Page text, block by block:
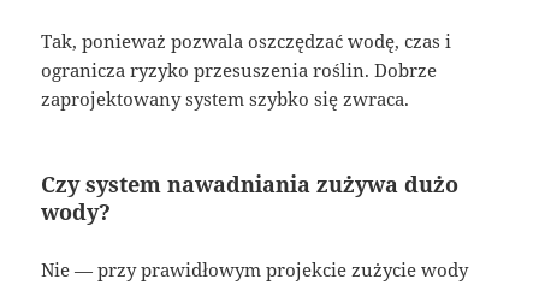
Tak, ponieważ pozwala oszczędzać wodę, czas i
ogranicza ryzyko przesuszenia roślin. Dobrze
zaprojektowany system szybko się zwraca.
Czy system nawadniania zużywa dużo
wody?
Nie — przy prawidłowym projekcie zużycie wody